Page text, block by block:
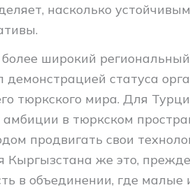
насколько
широкий
демонстрацией статуса
тюркского мира. Для
в тюркском
продвигать свои
же это, прежде
в объединении, где малые